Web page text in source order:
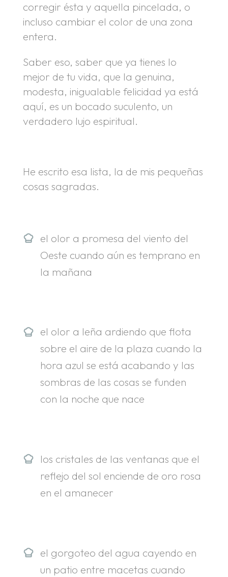
corregir ésta y aquella pincelada, o
incluso cambiar el color de una zona
entera.
Saber eso, saber que ya tienes lo
mejor de tu vida, que la genuina,
modesta, inigualable felicidad ya está
aquí, es un bocado suculento, un
verdadero lujo espiritual.
He escrito esa lista, la de mis pequeñas
cosas sagradas.
el olor a promesa del viento del
Oeste cuando aún es temprano en
la mañana
el olor a leña ardiendo que flota
sobre el aire de la plaza cuando la
hora azul se está acabando y las
sombras de las cosas se funden
con la noche que nace
los cristales de las ventanas que el
reflejo del sol enciende de oro rosa
en el amanecer
el gorgoteo del agua cayendo en
un patio entre macetas cuando